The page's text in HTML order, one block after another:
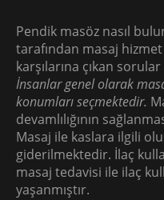
Pendik masöz nasıl
tarafından masaj
karşılarına çıkan
İnsanlar genel olarak
konumları seçmektedir.
devamlılığının
Masaj ile kaslara ilgili
giderilmektedir. İlaç
masaj tedavisi ile ilaç
yaşanmıştır.